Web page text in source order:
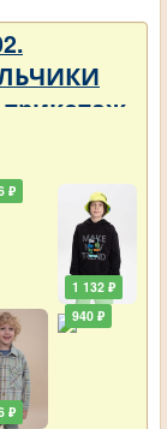
-
₽
₽
1 132 ₽
940 ₽